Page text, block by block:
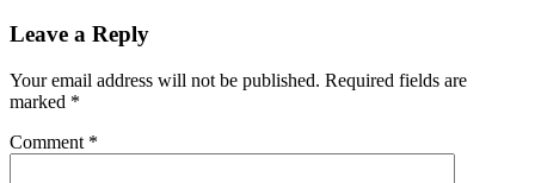
Leave a Reply
Your email address will not be published. Required fields are
marked *
Comment *